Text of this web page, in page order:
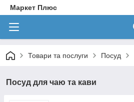
Маркет Плюс
Товари та послуги Посуд
Посуд для чаю та кави